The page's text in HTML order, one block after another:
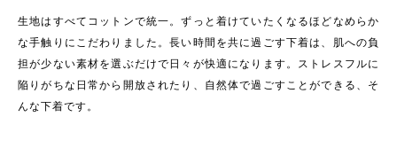
生地はすべてコットンで統一。ずっと着けていたくなるほどなめらか
な手触りにこだわりました。長い時間を共に過ごす下着は、肌への負
担が少ない素材を選ぶだけで日々が快適になります。ストレスフルに
陥りがちな日常から開放されたり、自然体で過ごすことができる、そ
んな下着です。